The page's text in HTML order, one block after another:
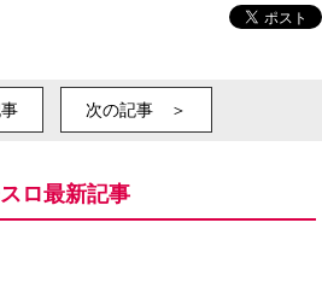
次の記事 ＞
ロ最新記事